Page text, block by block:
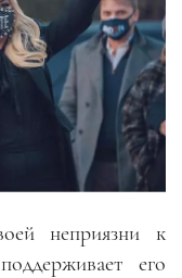
неприязни к
его